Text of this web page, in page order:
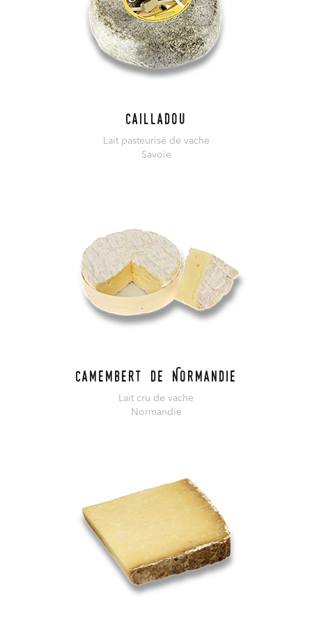
Cailladou
Lait pasteurisé de vache
Savoie
Camembert de Normandie
Lait cru de vache
Normandie